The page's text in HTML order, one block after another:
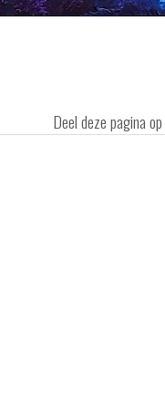
Deel deze pagina op